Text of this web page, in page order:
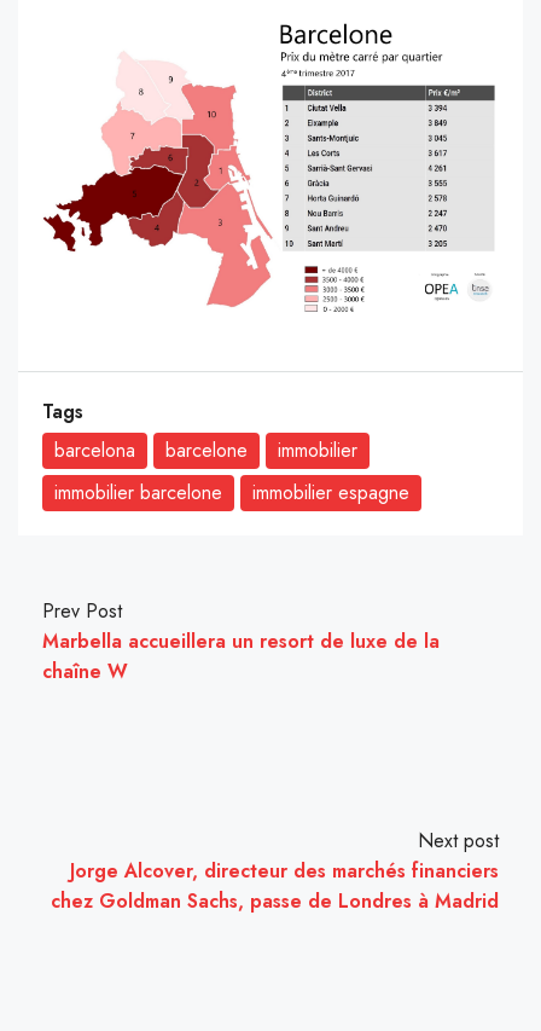
Tags
barcelona
barcelone
immobilier
immobilier barcelone
immobilier espagne
Prev Post
Marbella accueillera un resort de luxe de la
chaîne W
Next post
Jorge Alcover, directeur des marchés financiers
chez Goldman Sachs, passe de Londres à Madrid